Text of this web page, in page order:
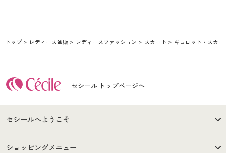
トップ レディース通販 レディースファッション スカート キュロット・スカー
セシール トップページへ
セシールへようこそ
はじめての方へ
ショッピングメニュー